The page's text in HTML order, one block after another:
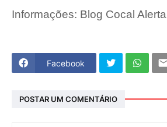
Informações: Blog Cocal Alerta
Facebook
POSTAR UM COMENTÁRIO